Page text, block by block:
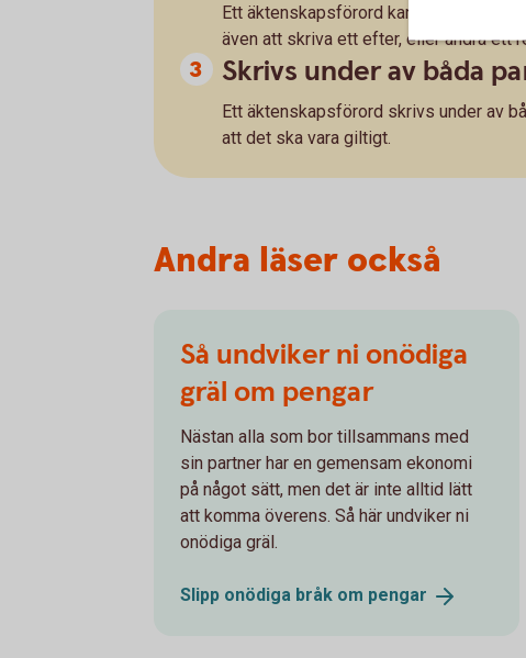
Ett äktenskapsförord kan man med
även att skriva ett efter, eller ändra ett
Skrivs under av båda
Ett äktenskapsförord skrivs under av
att det ska vara giltigt.
Andra läser också
Så undviker ni onödiga
gräl om pengar
Nästan alla som bor tillsammans med
sin partner har en gemensam ekonomi
på något sätt, men det är inte alltid lätt
att komma överens. Så här undviker ni
onödiga gräl.
Slipp onödiga bråk om pengar